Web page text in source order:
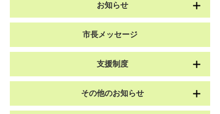
お知らせ
市長メッセージ
支援制度
その他のお知らせ